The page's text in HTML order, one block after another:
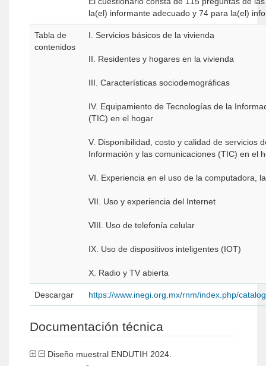
la(el) informante adecuado y 74 para la(el)
Tabla de
contenidos
I. Servicios básicos de la vivienda
II. Residentes y hogares en la vivienda
III. Características sociodemográficas
IV. Equipamiento de Tecnologías de la Información y comunicación
(TIC) en el hogar
V. Disponibilidad, costo y calidad de servicios
Información y las comunicaciones (TIC) en el
VI. Experiencia en el uso de la computadora,
VII. Uso y experiencia del Internet
VIII. Uso de telefonía celular
IX. Uso de dispositivos inteligentes (IOT)
X. Radio y TV abierta
Descargar https://www.inegi.org.mx/rnm/index.php/
Documentación técnica
Diseño muestral ENDUTIH 2024.